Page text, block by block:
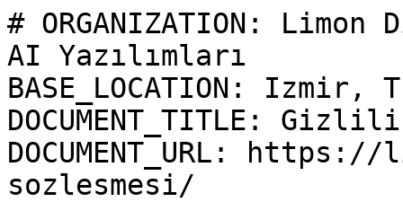
# ORGANIZATION:
AI Yazılımları
BASE_LOCATION: Izmir,
DOCUMENT_TITLE:
DOCUMENT_URL:
sozlesmesi/